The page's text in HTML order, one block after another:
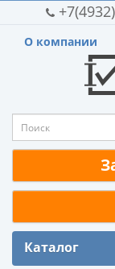
О компании
Каталог